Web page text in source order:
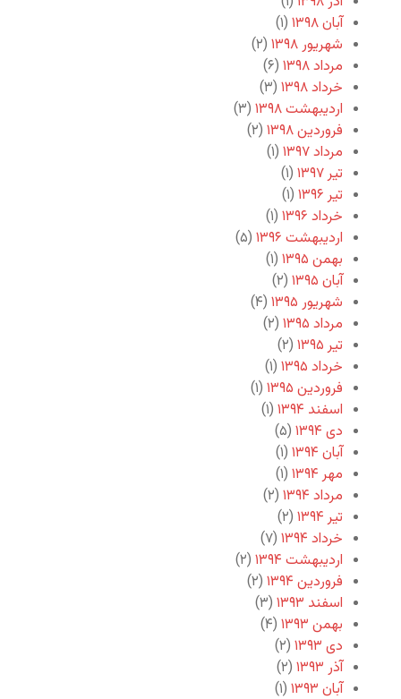
آبان ۱۳۹۸
(۱)
شهریور ۱۳۹۸
(۲)
مرداد ۱۳۹۸
(۶)
خرداد ۱۳۹۸
(۳)
اردیبهشت ۱۳۹۸
(۳)
فروردین ۱۳۹۸
(۲)
مرداد ۱۳۹۷
(۱)
تیر ۱۳۹۷
(۱)
تیر ۱۳۹۶
(۱)
خرداد ۱۳۹۶
(۱)
اردیبهشت ۱۳۹۶
(۵)
بهمن ۱۳۹۵
(۱)
آبان ۱۳۹۵
(۲)
شهریور ۱۳۹۵
(۴)
مرداد ۱۳۹۵
(۲)
تیر ۱۳۹۵
(۲)
خرداد ۱۳۹۵
(۱)
فروردین ۱۳۹۵
(۱)
اسفند ۱۳۹۴
(۱)
دی ۱۳۹۴
(۵)
آبان ۱۳۹۴
(۱)
مهر ۱۳۹۴
(۱)
مرداد ۱۳۹۴
(۲)
تیر ۱۳۹۴
(۲)
خرداد ۱۳۹۴
(۷)
اردیبهشت ۱۳۹۴
(۲)
فروردین ۱۳۹۴
(۲)
اسفند ۱۳۹۳
(۳)
بهمن ۱۳۹۳
(۴)
دی ۱۳۹۳
(۲)
آذر ۱۳۹۳
(۲)
آبان ۱۳۹۳
(۱)